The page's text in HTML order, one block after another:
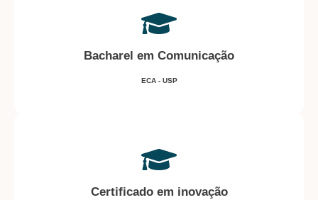
Bacharel em Comunicação
ECA - USP
Certificado em inovação